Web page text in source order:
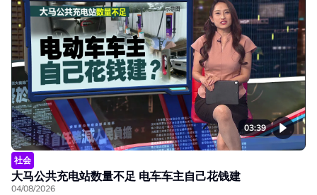
03:39
社会
大马公共充电站数量不足 电车车主自己花钱建
04/08/2026